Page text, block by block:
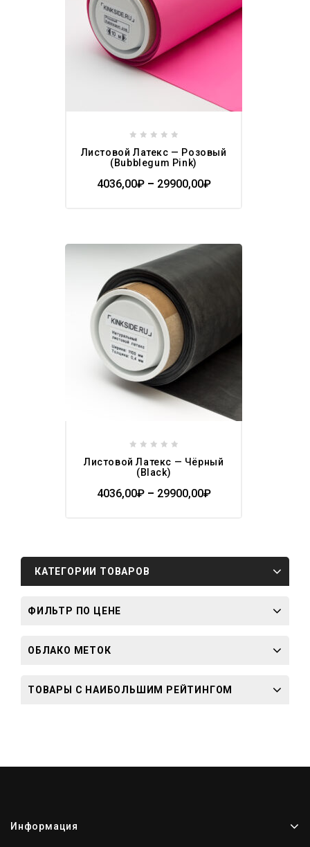
out
5
Листовой Латекс — Розовый
(Bubblegum Pink)
4036,00₽ – 29900,00₽
out
of
5
Листовой Латекс — Чёрный
(Black)
4036,00₽ – 29900,00₽
КАТЕГОРИИ ТОВАРОВ
ФИЛЬТР ПО ЦЕНЕ
ОБЛАКО МЕТОК
ТОВАРЫ С НАИБОЛЬШИМ РЕЙТИНГОМ
Информация